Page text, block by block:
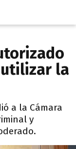
la
a la Cámara
y